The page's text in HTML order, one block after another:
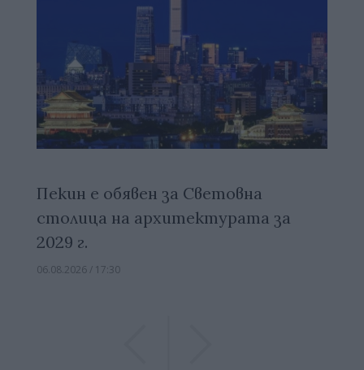
Пекин е обявен за Световна
столица на архитектурата за
2029 г.
06.08.2026 / 17:30